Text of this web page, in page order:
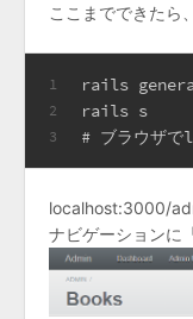
ここまでできたら
1
2
3
rails
rails s
# ブラウザ
localhost:3000/
ナビゲーションに